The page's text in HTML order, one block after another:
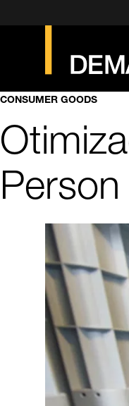
CONSUMER GOODS
Person